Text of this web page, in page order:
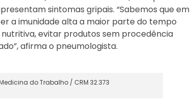
sintomas gripais. “Sabemos que em
a imunidade alta a maior parte do tempo
evitar produtos sem procedência
afirma o pneumologista.
do Trabalho / CRM 32.373